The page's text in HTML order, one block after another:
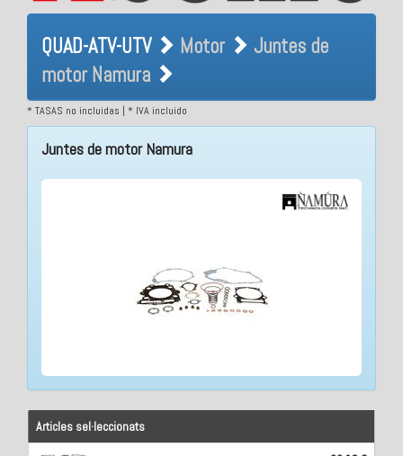
QUAD-ATV-UTV Motor Juntes
de motor Namura
QUAD-ATV-UTV Motor
Juntes de
motor Namura
* TASAS no incluidas | * IVA incluido
Juntes de motor Namura
Articles sel·leccionats